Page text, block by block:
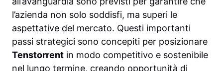
l’azienda non solo soddisfi, ma superi le
aspettative del mercato. Questi importanti
passi strategici sono concepiti per posizionare
Tenstorrent in modo competitivo e sostenibile
nel lungo termine, creando opportunità di